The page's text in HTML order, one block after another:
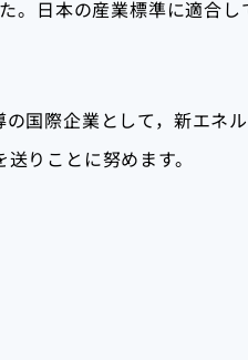
。日本の産業標準に適合し
国際企業として，新エネ
りことに努めます。